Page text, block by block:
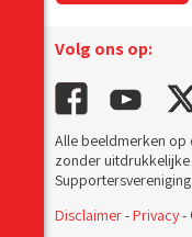
Volg ons op:
Alle beeldmerken
zonder
Supportersvereniging
Disclaimer-Privacy-